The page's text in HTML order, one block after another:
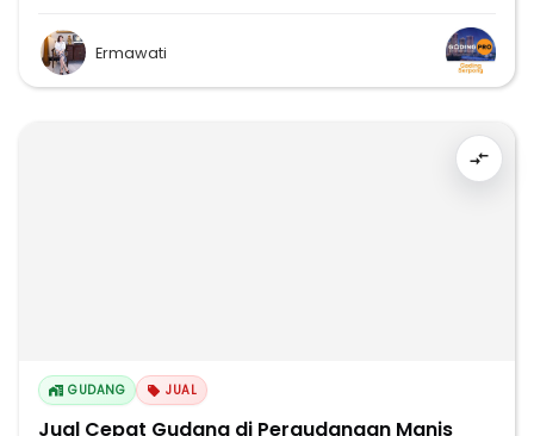
Ermawati
GUDANG JUAL
Jual Cepat Gudang di Pergudangan Manis